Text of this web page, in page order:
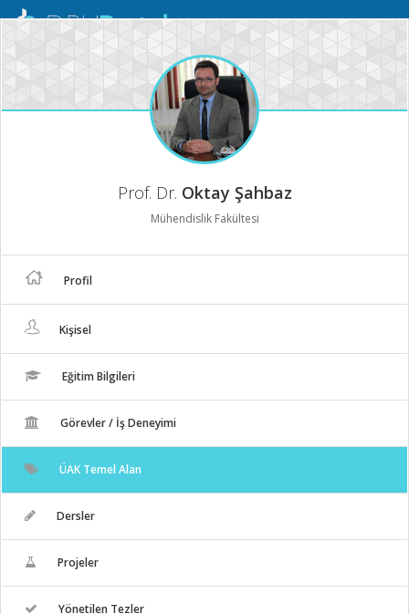
Mobil
Prof. Dr. Oktay Şahbaz
Mühendislik Fakültesi
Profil
Kişisel
Eğitim Bilgileri
Görevler / İş Deneyimi
ÜAK Temel Alan
Dersler
Projeler
Yönetilen Tezler